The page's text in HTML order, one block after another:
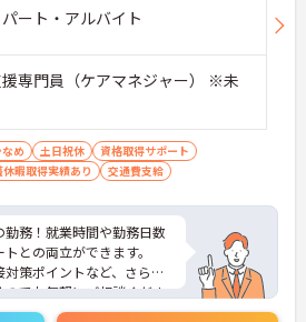
ート・アルバイト
専門員（ケアマネジャー） ※未
め 土日祝休
資格取得サポート
暇取得実績あり 交通費支給
務！就業時間や勤務日数
との両立ができます。
策ポイントなど、さらに
でお気軽にご相談くださ